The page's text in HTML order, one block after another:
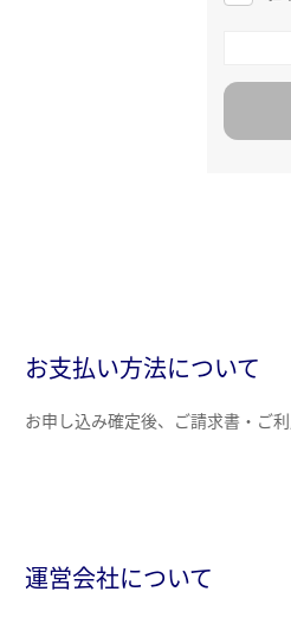
お支払い方法について
お申し込み確定後、ご請求書・ご
運営会社について